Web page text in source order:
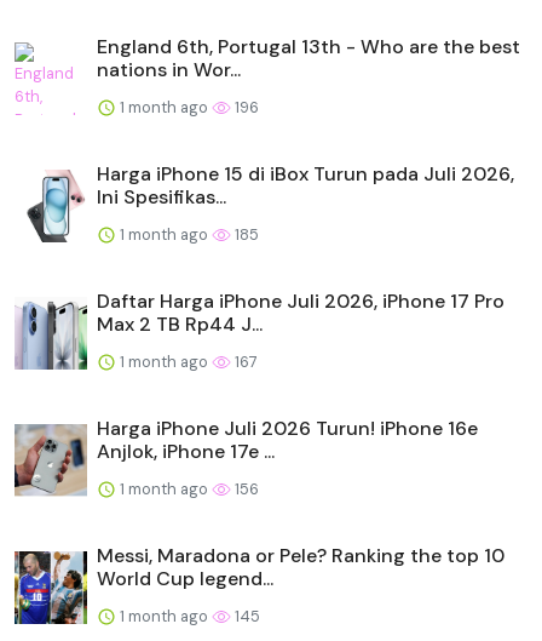
England 6th, Portugal 13th - Who are the best
nations in Wor...
1 month ago 196
Harga iPhone 15 di iBox Turun pada Juli 2026,
Ini Spesifikas...
1 month ago 185
Daftar Harga iPhone Juli 2026, iPhone 17 Pro
Max 2 TB Rp44 J...
1 month ago 167
Harga iPhone Juli 2026 Turun! iPhone 16e
Anjlok, iPhone 17e ...
1 month ago 156
Messi, Maradona or Pele? Ranking the top 10
World Cup legend...
1 month ago 145